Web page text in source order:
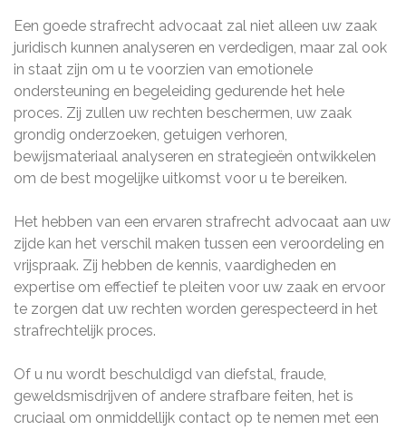
Een goede strafrecht advocaat zal niet alleen uw zaak
juridisch kunnen analyseren en verdedigen, maar zal ook
in staat zijn om u te voorzien van emotionele
ondersteuning en begeleiding gedurende het hele
proces. Zij zullen uw rechten beschermen, uw zaak
grondig onderzoeken, getuigen verhoren,
bewijsmateriaal analyseren en strategieën ontwikkelen
om de best mogelijke uitkomst voor u te bereiken.
Het hebben van een ervaren strafrecht advocaat aan uw
zijde kan het verschil maken tussen een veroordeling en
vrijspraak. Zij hebben de kennis, vaardigheden en
expertise om effectief te pleiten voor uw zaak en ervoor
te zorgen dat uw rechten worden gerespecteerd in het
strafrechtelijk proces.
Of u nu wordt beschuldigd van diefstal, fraude,
geweldsmisdrijven of andere strafbare feiten, het is
cruciaal om onmiddellijk contact op te nemen met een